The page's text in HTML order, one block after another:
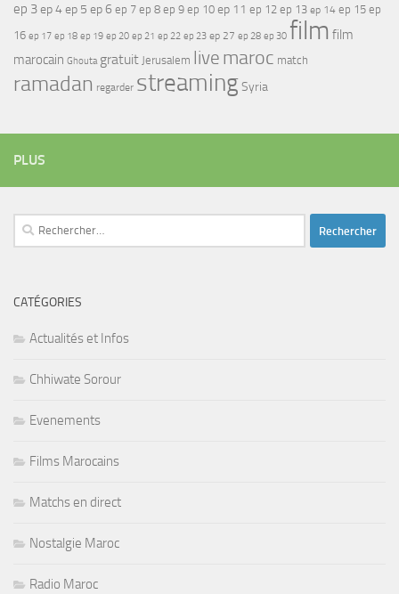
ep 3ep 4ep 5 ep 6 ep 7 ep 8 ep 9 ep 10 ep 11 ep 12 ep 13 ep 14 ep 15 ep
16 ep 17 ep 18 ep 19 ep 20 ep 21 ep 22 ep 23 ep 27 ep 28 ep 30 film film
marocain Ghouta gratuit Jerusalem live maroc match
ramadan regarder streamingSyria
PLUS
Rechercher :
CATÉGORIES
Actualités et Infos
Chhiwate Sorour
Evenements
Films Marocains
Matchs en direct
Nostalgie Maroc
Radio Maroc